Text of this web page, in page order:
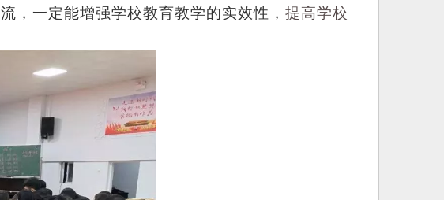
，一定能增强学校教育教学的实效性， 提高学校